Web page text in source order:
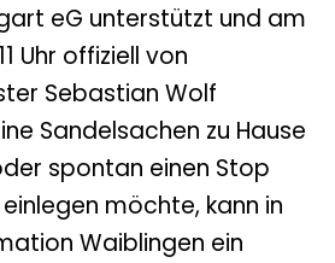
eG unterstützt und am
Uhr offiziell von
Sebastian Wolf
Sandelsachen zu Hause
spontan einen Stop
möchte, kann in
Waiblingen ein